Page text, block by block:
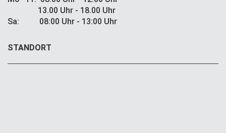
13.00 Uhr - 18.00 Uhr
Sa: 08:00 Uhr - 13:00 Uhr
STANDORT